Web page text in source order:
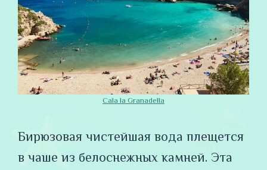
Cala la Granadella
Бирюзовая чистейшая вода плещется
в чаше из белоснежных камней. Эта